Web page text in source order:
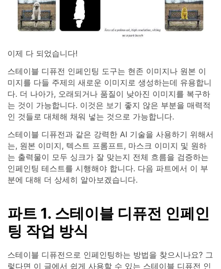
이제 다 되었습니다!
스테이블 디퓨전 인페인팅 도구는 현존 이미지나 원본 이
미지를 다들 주제의 새로운 이미지로 생성하는데 유용합니
다. 더 나아가, 오래되거나 품질이 낮아진 이미지를 복구하
는 것이 가능합니다. 이것은 보기 좋지 않은 부분을 매력적
인 것들로 대체해 채워 넣는 것으로 가능합니다.
스테이블 디퓨전과 같은 강력한 AI 기술을 사용하기 위해서
는, 원본 이미지, 텍스트 프롬프트, 마스크 이미지 및 원하
는 출력물이 모두 싱크가 잘 맞는지 전체 흐름을 검증하는
인페인팅 테스트를 시행해야 합니다. 다음 파트에서 이 부
분에 대해 더 상세히 알아보겠습니다.
파트 1. 스테이블 디퓨전 인페인
팅 작업 방식
스테이블 디퓨전으로 인페인팅하는 방법을 찾으시나요? 그
렇다면 이 글에서 쉽게 사용할 수 있는 스테이블 디퓨전 인